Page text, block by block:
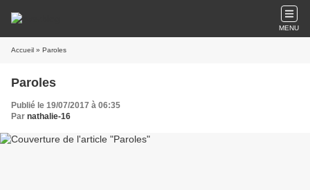
MENU
Accueil » Paroles
Paroles
Publié le 19/07/2017 à 06:35
Par nathalie-16